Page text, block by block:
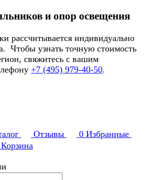
и опор освещения
рассчитывается индивидуально
Чтобы узнать точную стоимость
свяжитесь с вашим
+7 (495) 979-40-50.
Отзывы 0 Избранные
Корзина